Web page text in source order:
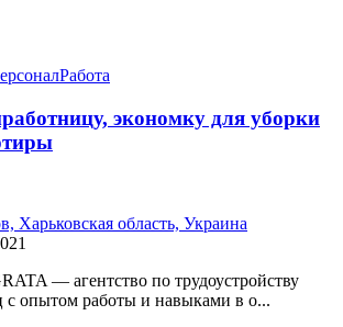
Работа
экономку для уборки
Харьковская область, Украина
— агентство по трудоустройству
с опытом работы и навыками в о...